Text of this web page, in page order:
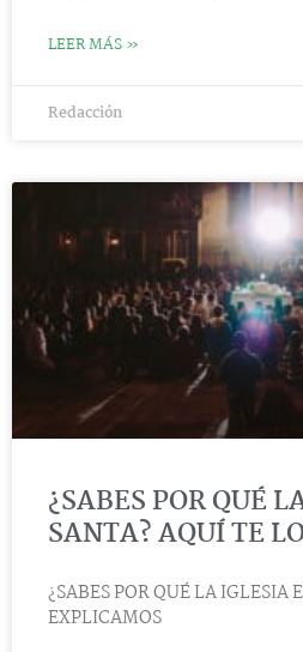
LEER MÁS »
Redacción
¿SABES POR QUÉ
SANTA? AQUÍ TE
¿SABES POR QUÉ LA IGLESIA
EXPLICAMOS